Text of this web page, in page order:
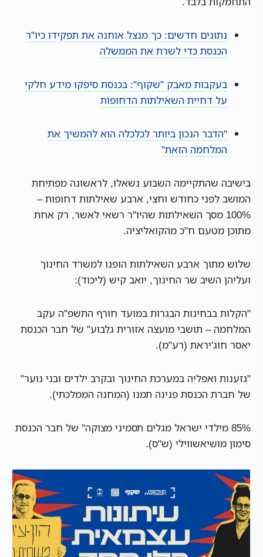
נתונים חדשים: כך מנצל אוחנה את תפקידו כיו"ר
הכנסת כדי לשרת את הממשלה
בעקבות מאבק "שקוף": בכנסת סיפקו מידע חלקי
על דחיית השאילתות הדחופות
"הדבר הנכון ביותר לכלכלה הוא להמשיך את
המלחמה הזאת"
בישיבה שהתקיימה השבוע נשאלו, לראשונה מפתיחת
המושב לפני כחודש וחצי, ארבע שאילתות דחופות –
100% מסך השאילתות שהיו"ר רשאי לאשר, רק אחת
מתוכן מטעם ח"כ מהקואליציה.
שלוש מתוך ארבע השאילתות הופנו למשרד החינוך
ועליהן השיב שר החינוך, יואב קיש (ליכוד):
"הקלות בבחינות הבגרות במועד חורף התשפ"ה עקב
המלחמה – תושבי מועצה אזורית גלבוע" של חבר הכנסת
יאסר חוג'יראת (רע"מ).
"גזענות ואפליה במערכת החינוך ובקרב ילדים ובני נוער"
של חברת הכנסת פנינה תמנו (המחנה הממלכתי).
85% מילדי ישראל מגלים תסמיני מצוקה" של חבר הכנסת
סימון מושיאשווילי (ש"ס).